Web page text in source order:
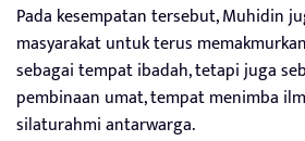
Pada kesempatan tersebut, Muhidin
masyarakat untuk terus
sebagai tempat ibadah, tetapi juga
pembinaan umat, tempat menimba
silaturahmi antarwarga.